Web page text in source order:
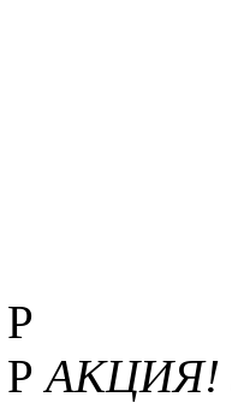
РАКЦИЯ!